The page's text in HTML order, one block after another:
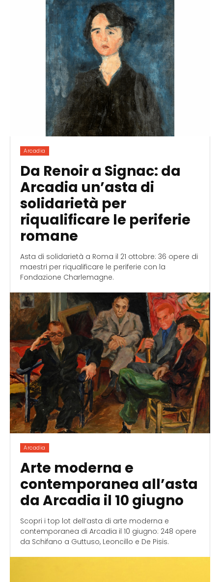
Arcadia
Da Renoir a Signac: da
Arcadia un’asta di
solidarietà per
riqualificare le periferie
romane
Asta di solidarietà a Roma il 21 ottobre: 36 opere di
maestri per riqualificare le periferie con la
Fondazione Charlemagne.
Arcadia
Arte moderna e
contemporanea all’asta
da Arcadia il 10 giugno
Scopri i top lot dell’asta di arte moderna e
contemporanea di Arcadia il 10 giugno: 248 opere
da Schifano a Guttuso, Leoncillo e De Pisis.